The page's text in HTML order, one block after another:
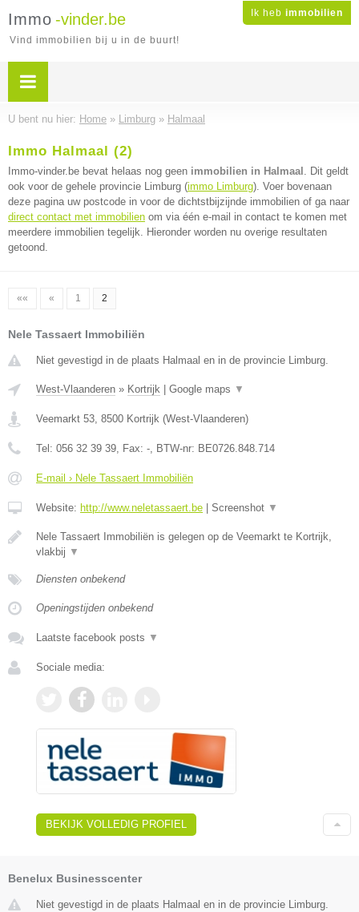
Ik heb immobilien
Immo -vinder.be
Vind immobilien bij u in de buurt!
U bent nu hier: Home » Limburg » Halmaal
Immo Halmaal (2)
Immo-vinder.be bevat helaas nog geen immobilien in Halmaal . Dit geldt
ook voor de gehele provincie Limburg (immo Limburg). Voer bovenaan
deze pagina uw postcode in voor de dichtstbijzijnde immobilien of ga naar
direct contact met immobilien om via één e-mail in contact te komen met
meerdere immobilien tegelijk. Hieronder worden nu overige resultaten
getoond.
«« « 1 2
Nele Tassaert Immobiliën
Niet gevestigd in de plaats Halmaal en in de provincie Limburg.
West-Vlaanderen » Kortrijk Google maps ▼
Veemarkt 53, 8500 Kortrijk (West-Vlaanderen)
Tel: 056 32 39 39, Fax: -, BTW-nr: BE0726.848.714
E-mail › Nele Tassaert Immobiliën
Website: http://www.neletassaert.be Screenshot ▼
Nele Tassaert Immobiliën is gelegen op de Veemarkt te Kortrijk,
vlakbij ▼
Diensten onbekend
Openingstijden onbekend
Laatste facebook posts ▼
Sociale media:
BEKIJK VOLLEDIG PROFIEL
Benelux Businesscenter
Niet gevestigd in de plaats Halmaal en in de provincie Limburg.